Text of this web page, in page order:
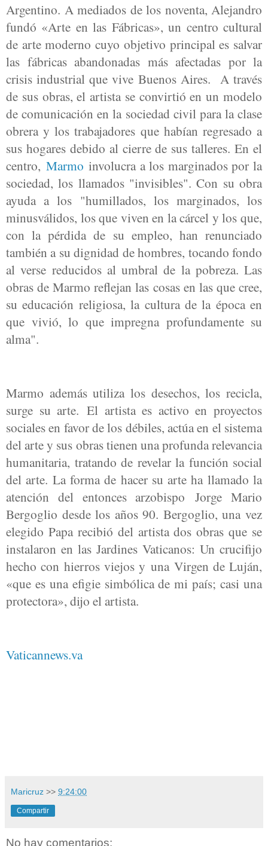
Argentino. A mediados de los noventa, Alejandro
fundó «Arte en las Fábricas», un centro cultural
de arte moderno cuyo objetivo principal es salvar
las fábricas abandonadas más afectadas por la
crisis industrial que vive Buenos Aires. A través
de sus obras, el artista se convirtió en un modelo
de comunicación en la sociedad civil para la clase
obrera y los trabajadores que habían regresado a
sus hogares debido al cierre de sus talleres. En el
centro, Marmo involucra a los marginados por la
sociedad, los llamados "invisibles". Con su obra
ayuda a los "humillados, los marginados, los
minusválidos, los que viven en la cárcel y los que,
con la pérdida de su empleo, han renunciado
también a su dignidad de hombres, tocando fondo
al verse reducidos al umbral de la pobreza. Las
obras de Marmo reflejan las cosas en las que cree,
su educación religiosa, la cultura de la época en
que vivió, lo que impregna profundamente su
alma".
Marmo además utiliza los desechos, los recicla,
surge su arte. El artista es activo en proyectos
sociales en favor de los débiles, actúa en el sistema
del arte y sus obras tienen una profunda relevancia
humanitaria, tratando de revelar la función social
del arte. La forma de hacer su arte ha llamado la
atención del entonces arzobispo Jorge Mario
Bergoglio desde los años 90. Bergoglio, una vez
elegido Papa recibió del artista dos obras que se
instalaron en las Jardines Vaticanos: Un crucifijo
hecho con hierros viejos y una Virgen de Luján,
«que es una efigie simbólica de mi país; casi una
protectora», dijo el artista.
Vaticannews.va
Maricruz >> 9:24:00
Compartir
No hay comentarios: